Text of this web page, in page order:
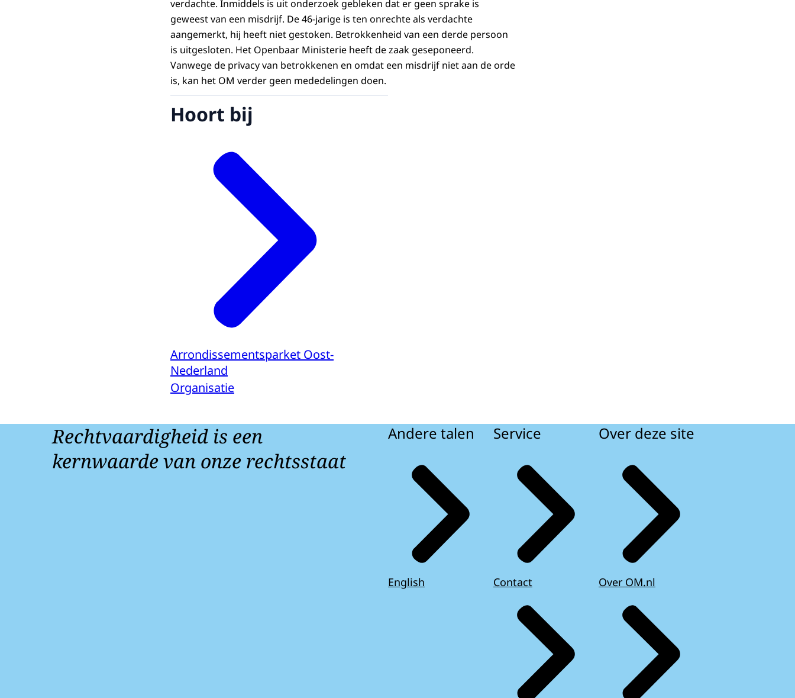
verdachte. Inmiddels is uit onderzoek gebleken dat er geen sprake is
geweest van een misdrijf. De 46-jarige is ten onrechte als verdachte
aangemerkt, hij heeft niet gestoken. Betrokkenheid van een derde persoon
is uitgesloten. Het Openbaar Ministerie heeft de zaak geseponeerd.
Vanwege de privacy van betrokkenen en omdat een misdrijf niet aan de orde
is, kan het OM verder geen mededelingen doen.
Hoort bij
Arrondissementsparket Oost-
Nederland
Organisatie
Rechtvaardigheid is een
kernwaarde van onze rechtsstaat
Andere talen
English
Service
Contact
Over deze site
Over OM.nl